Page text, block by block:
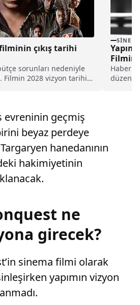
çıkış tarihi
sorunları nedeniyle
2028 vizyon tarihi
Haber
evreninin geçmiş
beyaz perdeye
hanedanının
hakimiyetinin
ne
girecek?
sinema filmi olarak
yapımın vizyon